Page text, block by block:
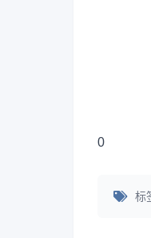
0
标